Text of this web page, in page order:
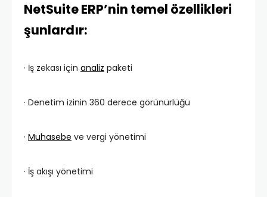
NetSuite ERP’nin temel özellikleri
şunlardır:
· İş zekası için analiz paketi
· Denetim izinin 360 derece görünürlüğü
· Muhasebe ve vergi yönetimi
· İş akışı yönetimi